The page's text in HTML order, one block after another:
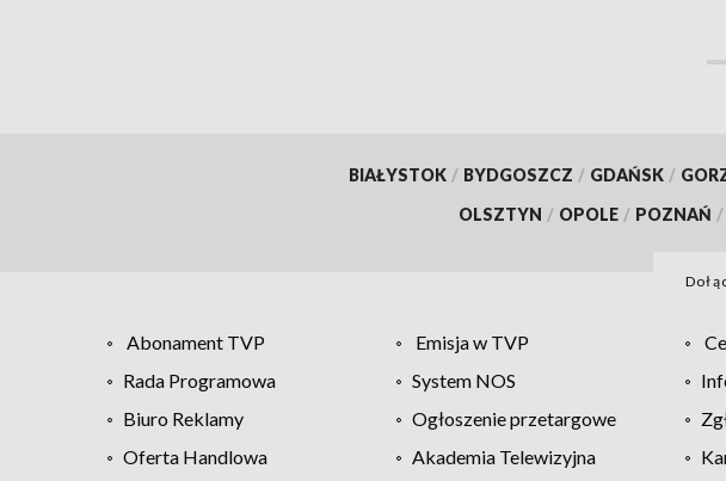
BIAŁYSTOK / BYDGOSZCZ / GDAŃSK /
OLSZTYN / OPOLE / POZNAŃ /
Abonament TVP Emisja w TVP
Rada Programowa
System NOS
Biuro Reklamy
Ogłoszenie przetargowe
Oferta Handlowa
Akademia Telewizyjna